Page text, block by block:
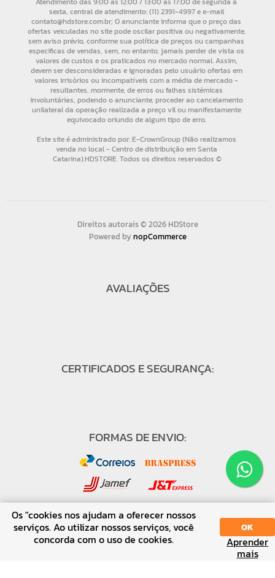
Direitos autorais © 2026 HDStore
Powered bynopCommerce
AVALIAÇÕES
CERTIFICADOS E SEGURANÇA:
FORMAS DE ENVIO:
FORMAS DE PAGAMENTO:
SORT DISPLAY
Os "cookies nos ajudam a oferecer nossos
serviços. Ao utilizar nossos serviços, você
concorda com o uso de cookies.
OK
Aprender
mais